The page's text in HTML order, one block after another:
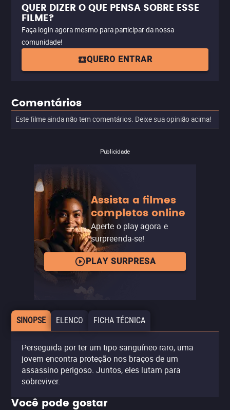
QUER DIZER O QUE PENSA SOBRE ESSE
FILME?
Faça login agora mesmo para participar da nossa
comunidade!
QUERO ENTRAR
Comentários
Este filme ainda não tem comentários. Deixe sua opinião acima!
Publicidade
Assista a filmes
completos online
Aperte o play agora e
surpreenda-se!
PLAY SURPRESA
SINOPSE ELENCO FICHA TÉCNICA
Perseguida por ter um tipo sanguíneo raro, uma
jovem encontra proteção nos braços de um
assassino perigoso. Juntos, eles lutam para
sobreviver.
Você pode gostar